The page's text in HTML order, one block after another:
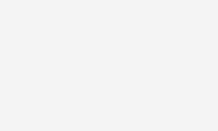
UV-Belastung eine
Vorsorge bei Tätigkeiten mit
wird deutlich, dass die